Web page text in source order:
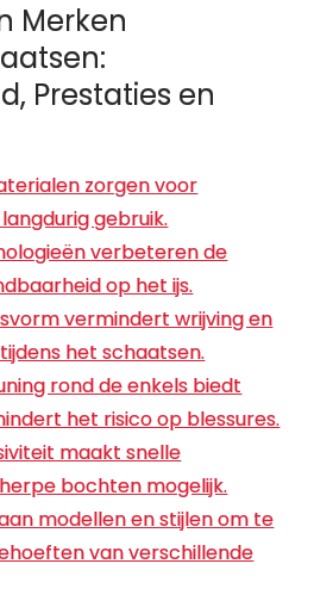
Merken
Prestaties en
zorgen voor
gebruik.
verbeteren de
op het ijs.
vermindert wrijving en
het schaatsen.
rond de enkels biedt
het risico op blessures.
maakt snelle
bochten mogelijk.
modellen en stijlen om te
van verschillende